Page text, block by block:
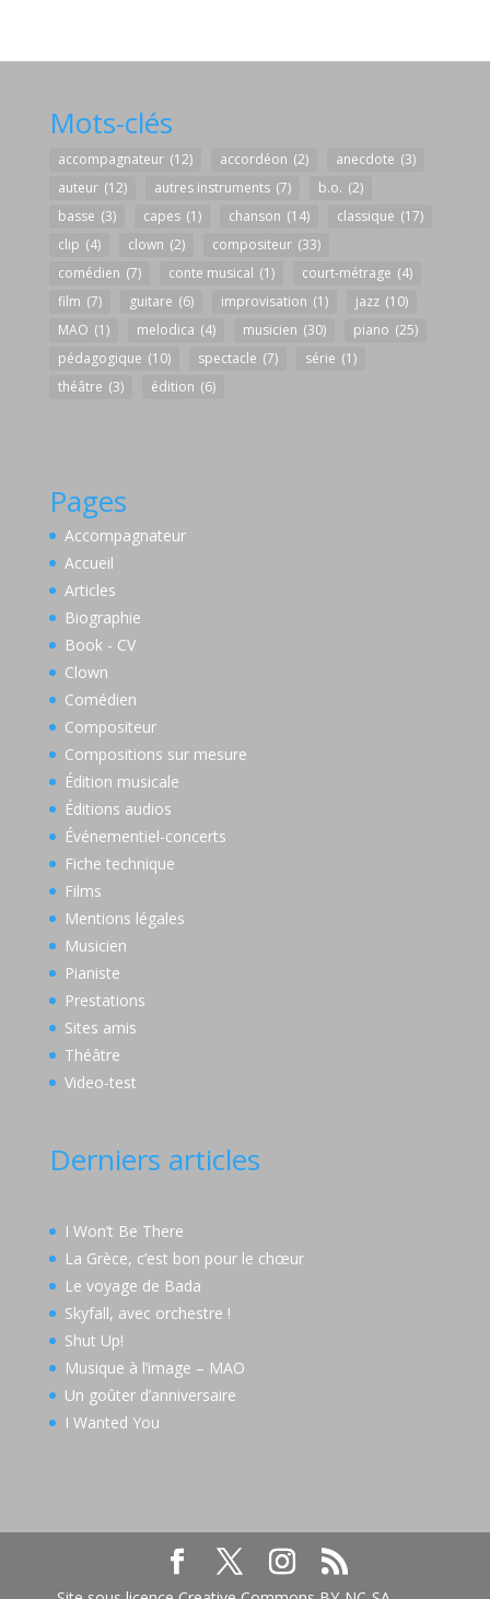
Mots-clés
accompagnateur (12) accordéon (2) anecdote (3)
auteur (12) autres instruments (7) b.o. (2)
basse (3) capes (1) chanson (14) classique (17)
clip (4) clown (2) compositeur (33)
comédien (7) conte musical (1) court-métrage (4)
film (7) guitare (6) improvisation (1) jazz (10)
MAO (1) melodica (4) musicien (30) piano (25)
pédagogique (10) spectacle (7) série (1)
théâtre (3) édition (6)
Pages
Accompagnateur
Accueil
Articles
Biographie
Book - CV
Clown
Comédien
Compositeur
Compositions sur mesure
Édition musicale
Éditions audios
Événementiel-concerts
Fiche technique
Films
Mentions légales
Musicien
Pianiste
Prestations
Sites amis
Théâtre
Video-test
Derniers articles
I Won’t Be There
La Grèce, c’est bon pour le chœur
Le voyage de Bada
Skyfall, avec orchestre !
Shut Up!
Musique à l’image – MAO
Un goûter d’anniversaire
I Wanted You